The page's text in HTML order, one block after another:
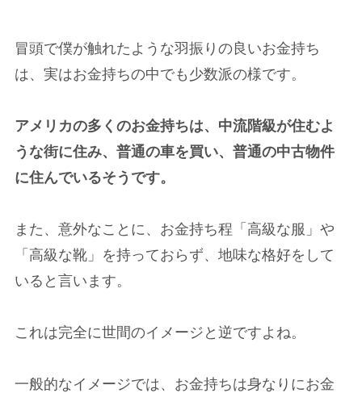
冒頭で僕が触れたような羽振りの良いお金持ち
は、実はお金持ちの中でも少数派の様です。
アメリカの多くのお金持ちは、中流階級が住むよ
うな街に住み、普通の車を買い、普通の中古物件
に住んでいるそうです。
また、意外なことに、お金持ち程「高級な服」や
「高級な靴」を持っておらず、地味な格好をして
いると言います。
これは完全に世間のイメージと逆ですよね。
一般的なイメージでは、お金持ちは身なりにお金